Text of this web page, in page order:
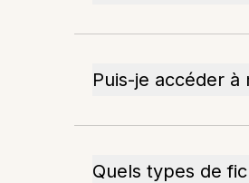
Puis-je accéder
Quels types de